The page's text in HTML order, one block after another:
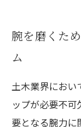
腕を磨くた
ム
土木業界におい
ップが必要不
要となる腕力